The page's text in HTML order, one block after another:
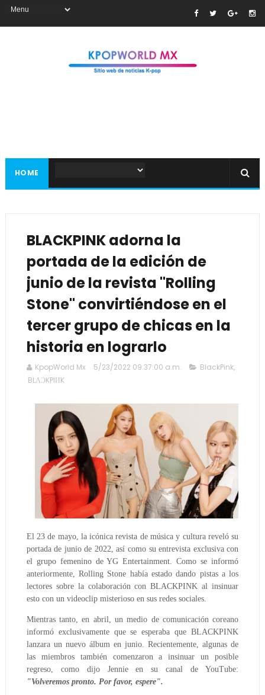
HOME
BLACKPINK adorna la
portada de la edición de
junio de la revista "Rolling
Stone" convirtiéndose en el
tercer grupo de chicas en la
historia en lograrlo
KpopWorld Mx 5/23/2022 09:37:00 a.m. BlackPink,
BLΛƆKPIИK
El 23 de mayo, la icónica revista de música y cultura reveló su
portada de junio de 2022, así como su entrevista exclusiva con
el grupo femenino de YG Entertainment. Como se informó
anteriormente, Rolling Stone había estado dando pistas a los
lectores sobre la colaboración con BLACKPINK al insinuar
esto con un videoclip misterioso en sus redes sociales.
Mientras tanto, en abril, un medio de comunicación coreano
informó exclusivamente que se esperaba que BLACKPINK
lanzara un nuevo álbum en junio. Recientemente, algunas de
las miembros también comenzaron a insinuar un posible
regreso, como dijo Jennie en su canal de YouTube:
"Volveremos pronto. Por favor, espere".